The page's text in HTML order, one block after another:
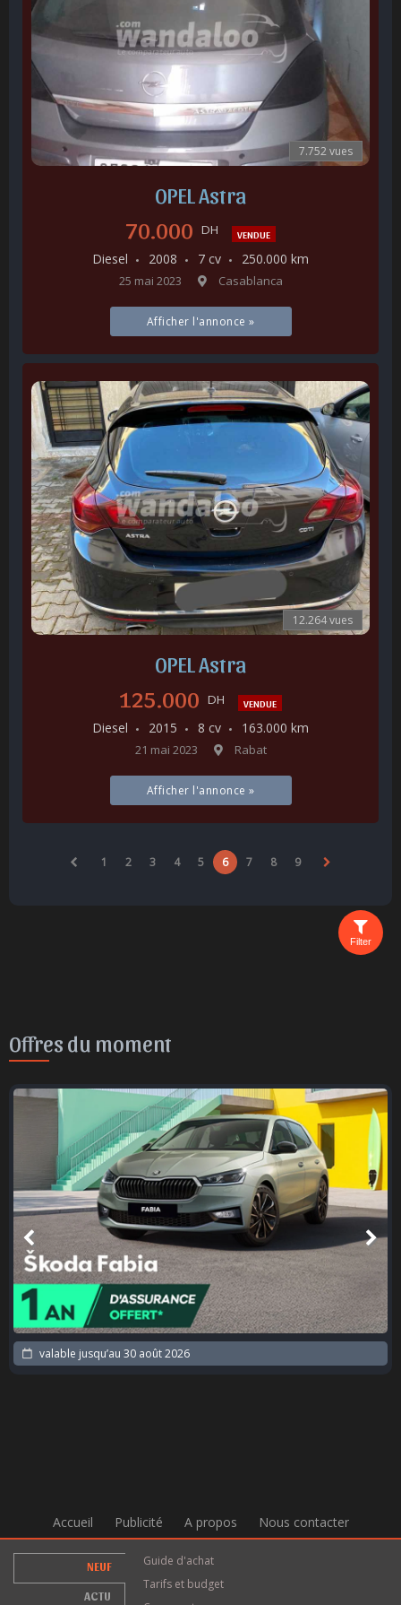
7.752 vues
OPEL Astra
70.000 DH VENDUE
Diesel 2008 7 cv 250.000 km
25 mai 2023 Casablanca
Afficher l'annonce »
12.264 vues
OPEL Astra
125.000 DH VENDUE
Diesel 2015 8 cv 163.000 km
21 mai 2023 Rabat
Afficher l'annonce »
1 2 3 4 5 6 7 8 9
Filter
Offres du moment
valable jusqu’au 30 août 2026
Accueil Publicité A propos Nous contacter
NEUF
ACTU
Guide d'achat
Tarifs et budget